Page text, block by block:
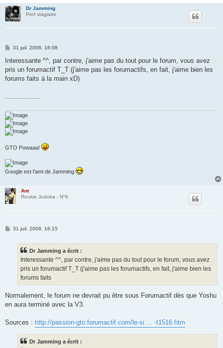
Dr Jamming
Prof stagiaire
M
s
a
g
31 juil. 2008, 16:08
Interessante ^^, par contre, j'aime pas du tout pour le forum, vous avez
pris un forumactif T_T (j'aime pas les forumactifs, en fait, j'aime bien les
forums faits à la main xD)
GTO Powaaa!
Google est l'ami de Jamming
Ant
Rookie Judoka - N°6
M31 juil. 2008, 16:15
Dr Jamming a écrit :
Interessante ^^, par contre, j'aime pas du tout pour le forum, vous avez
pris un forumactif T_T (j'aime pas les forumactifs, en fait, j'aime bien les
forums faits
Normalement, le forum ne devrait pu être sous Forumactif dès que Yoshu
en aura terminé avec la V3.
Sources : http://passion-gto.forumactif.com/le-si ... -t1516.htm
Dr Jamming a écrit :